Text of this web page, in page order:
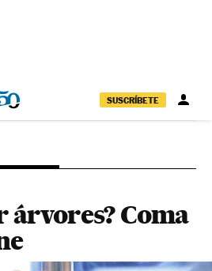
SUSCRÍBETE
árvores? Coma